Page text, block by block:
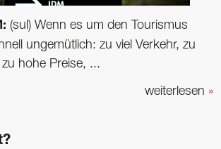
(sul) Wenn es um den Tourismus
ungemütlich: zu viel Verkehr, zu
hohe Preise, ...
weiterlesen »